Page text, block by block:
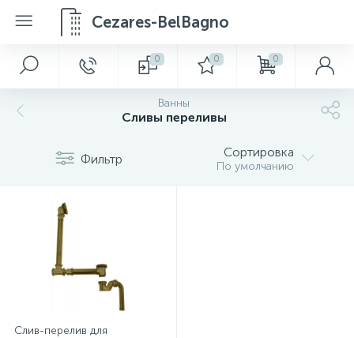
Cezares-BelBagno
0 0 0
Ванны
Сливы переливы
Фильтр Сортировка
По умолчанию
Слив-перелив для